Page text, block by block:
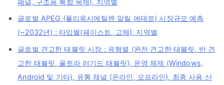
글로벌 APEG (폴리옥시에틸렌 알릴 에테르) 시장규모 예측
(~2032년) : 타입별(페이스트, 고체), 지역별
글로벌 견고한 태블릿 시장 : 유형별 (완전 견고한 태블릿, 반 견
고한 태블릿, 울트라 러기드 태블릿), 운영 체제 (Windows,
Android 및 기타), 유통 채널 (온라인, 오프라인), 최종 사용 산